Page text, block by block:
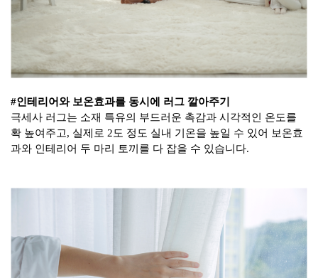
#인테리어와 보온효과를 동시에 러그 깔아주기
극세사 러그는 소재 특유의 부드러운 촉감과 시각적인 온도를
확 높여주고, 실제로 2도 정도 실내 기온을 높일 수 있어 보온효
과와 인테리어 두 마리 토끼를 다 잡을 수 있습니다.